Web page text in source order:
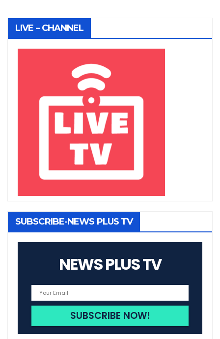
LIVE – CHANNEL
SUBSCRIBE-NEWS PLUS TV
NEWS PLUS TV